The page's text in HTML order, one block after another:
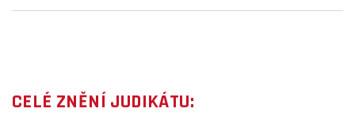
CELÉ ZNĚNÍ JUDIKÁTU: